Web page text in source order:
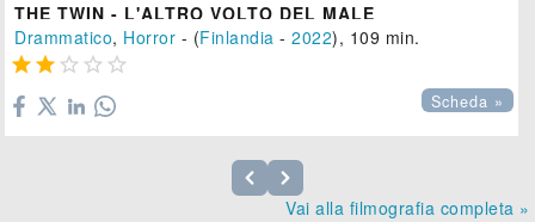
THE TWIN - L'ALTRO VOLTO DEL MALE
Drammatico, Horror - (Finlandia -2022), 109 min.
    
Scheda »
Vai alla filmografia completa »